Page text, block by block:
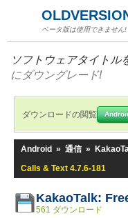
ベータ版は使用できません!
ソフトウェアタイトル
にダウングレード!
ダウンロードの閲覧
Android » 通信 »
Calls & Text 4.7.6-181
KakaoTalk:
561 ダウンロード